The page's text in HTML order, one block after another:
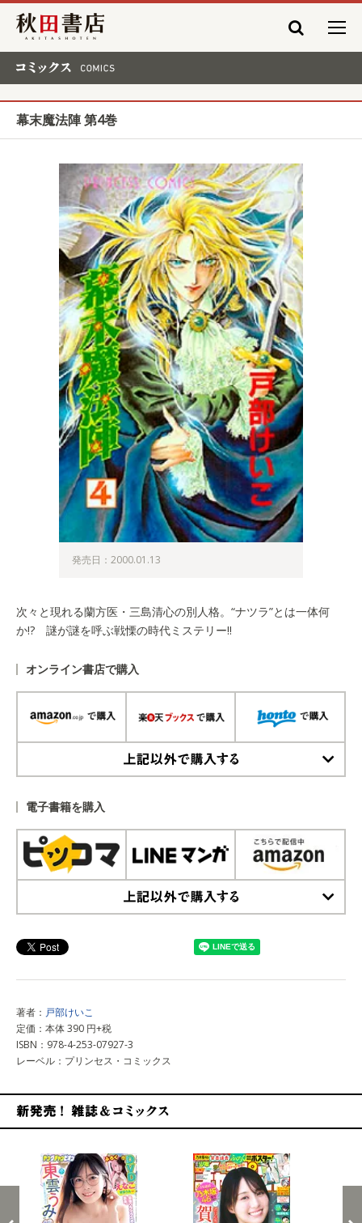
秋田書店
幕末魔法陣 第4巻
発売日：2000.01.13
次々と現れる蘭方医・三島清心の別人格。“ナツラ”とは一体何
か!? 謎が謎を呼ぶ戦慄の時代ミステリー!!
オンライン書店で購入
電子書籍を購入
著者： 戸部けいこ
定価：本体 390 円+税
ISBN：978-4-253-07927-3
レーベル：プリンセス・コミックス